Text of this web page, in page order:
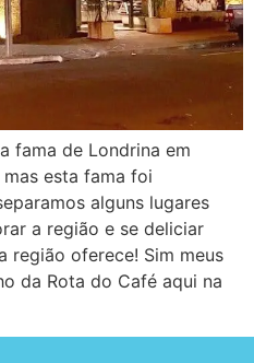
fama de Londrina em
esta fama foi
alguns lugares
a região e se deliciar
região oferece! Sim meus
da Rota do Café aqui na